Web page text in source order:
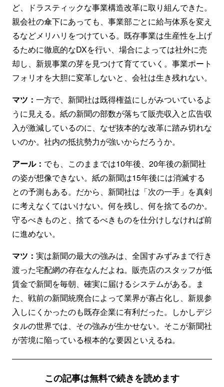
ど、ドラスティックな事業構造改革に取り組んできた。
親会社の傘下にあっても、事業部ごとに給与体系を変え
るなどメリハリをつけている。既存事業は生産性を上げ
るために徹底的なDXを行い、場合によっては社外に売
却し、新規事業の芽を見つけて育てていく。事業ポート
フォリオを大胆に変革しないと、会社は生き残れない。
マツ： 一方で、新聞社は既得権益にしがみついているよ
うに見える。紙の新聞の部数が落ちて販売収入と広告収
入が激減しているのに、なぜ抜本的な改革に踏み切れな
いのか。社内の抵抗勢力が強いからだろうか。
アール： でも、このままでは10年後、20年後の新聞社
の姿が想像できない。紙の新聞は15年後には消滅する
との予測もある。だから、新聞社は「次の一手」を真剣
に考えなくてはいけない。何を残し、何を捨てるのか。
守るべきものと、捨てるべきものを仕分けしなければ前
に進めない。
マツ： 実は新聞の最大の強みは、全国すみずみまで行き
渡った宅配網の存在なんだよね。販売店のスタッフが低
賃金で新聞を毎朝、確実に届けるシステムがある。ま
た、戦前の新聞統廃合によって業界が寡占化し、新規参
入しにくかったのも既存企業に有利だった。しかしデジ
タルの世界では、その強みが生かせない。そこが新聞社
が苦境に陥っている根本的な要因といえるね。
この記事は無料で続きを読めます